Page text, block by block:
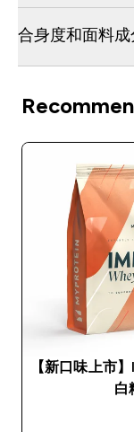
合身度和面料成
【新口味上市
白